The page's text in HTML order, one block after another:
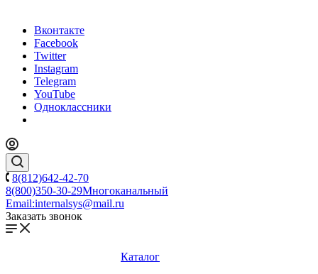
Вконтакте
Facebook
Twitter
Instagram
Telegram
YouTube
Одноклассники
8(812)642-42-70
8(800)350-30-29Многоканальный
Email:internalsys@mail.ru
Заказать звонок
Каталог